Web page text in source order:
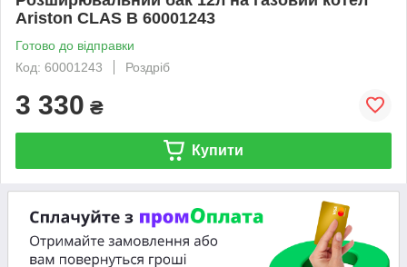
Ariston CLAS B 60001243
Готово до відправки
Код: 60001243
Роздріб
3 330 ₴
Купити